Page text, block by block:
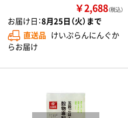
￥2,688（税込）
お届け日：8月25日（火）まで
直送品 けいぷらんにんぐか
らお届け